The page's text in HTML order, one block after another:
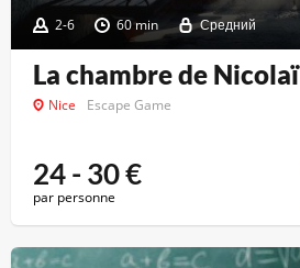
2-6 60 min Средний
La chambre de Nicolaï
Nice Escape Game
24 - 30€
par personne